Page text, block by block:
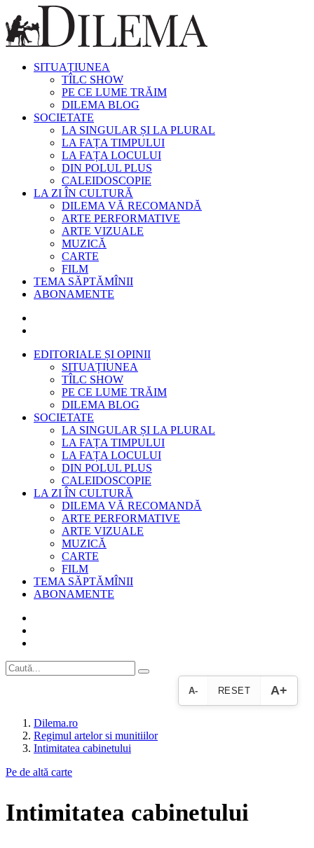
SITUAȚIUNEA
TÎLC SHOW
PE CE LUME TRĂIM
DILEMA BLOG
SOCIETATE
LA SINGULAR ȘI LA PLURAL
LA FAȚA TIMPULUI
LA FAȚA LOCULUI
DIN POLUL PLUS
CALEIDOSCOPIE
LA ZI ÎN CULTURĂ
DILEMA VĂ RECOMANDĂ
ARTE PERFORMATIVE
ARTE VIZUALE
MUZICĂ
CARTE
FILM
TEMA SĂPTĂMÎNII
ABONAMENTE
EDITORIALE ȘI OPINII
SITUAȚIUNEA
TÎLC SHOW
PE CE LUME TRĂIM
DILEMA BLOG
SOCIETATE
LA SINGULAR ȘI LA PLURAL
LA FAȚA TIMPULUI
LA FAȚA LOCULUI
DIN POLUL PLUS
CALEIDOSCOPIE
LA ZI ÎN CULTURĂ
DILEMA VĂ RECOMANDĂ
ARTE PERFORMATIVE
ARTE VIZUALE
MUZICĂ
CARTE
FILM
TEMA SĂPTĂMÎNII
ABONAMENTE
A- RESET A+
Dilema.ro
Regimul artelor si munitiilor
Intimitatea cabinetului
Pe de altă carte
Intimitatea cabinetului